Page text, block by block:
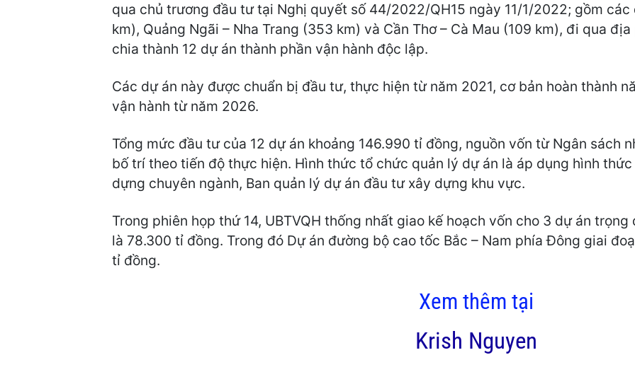
qua chủ trương đầu tư tại Nghị quyết số 44/2022/QH15 ngày 11/1/2022; gồm các
km), Quảng Ngãi – Nha Trang (353 km) và Cần Thơ – Cà Mau (109 km), đi qua
chia thành 12 dự án thành phần vận hành độc lập.
Các dự án này được chuẩn bị đầu tư, thực hiện từ năm 2021, cơ bản hoàn thành
vận hành từ năm 2026.
Tổng mức đầu tư của 12 dự án khoảng 146.990 tỉ đồng, nguồn vốn từ Ngân sách
bố trí theo tiến độ thực hiện. Hình thức tổ chức quản lý dự án là áp dụng hình
dựng chuyên ngành, Ban quản lý dự án đầu tư xây dựng khu vực.
Trong phiên họp thứ 14, UBTVQH thống nhất giao kế hoạch vốn cho 3 dự án
là 78.300 tỉ đồng. Trong đó Dự án đường bộ cao tốc Bắc – Nam phía Đông giai
tỉ đồng.
Xem thêm tại
Krish Nguyen